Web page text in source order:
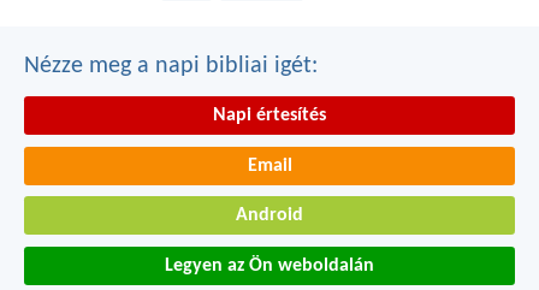
Nézze meg a napi bibliai igét:
Napi értesítés
Email
Android
Legyen az Ön weboldalán